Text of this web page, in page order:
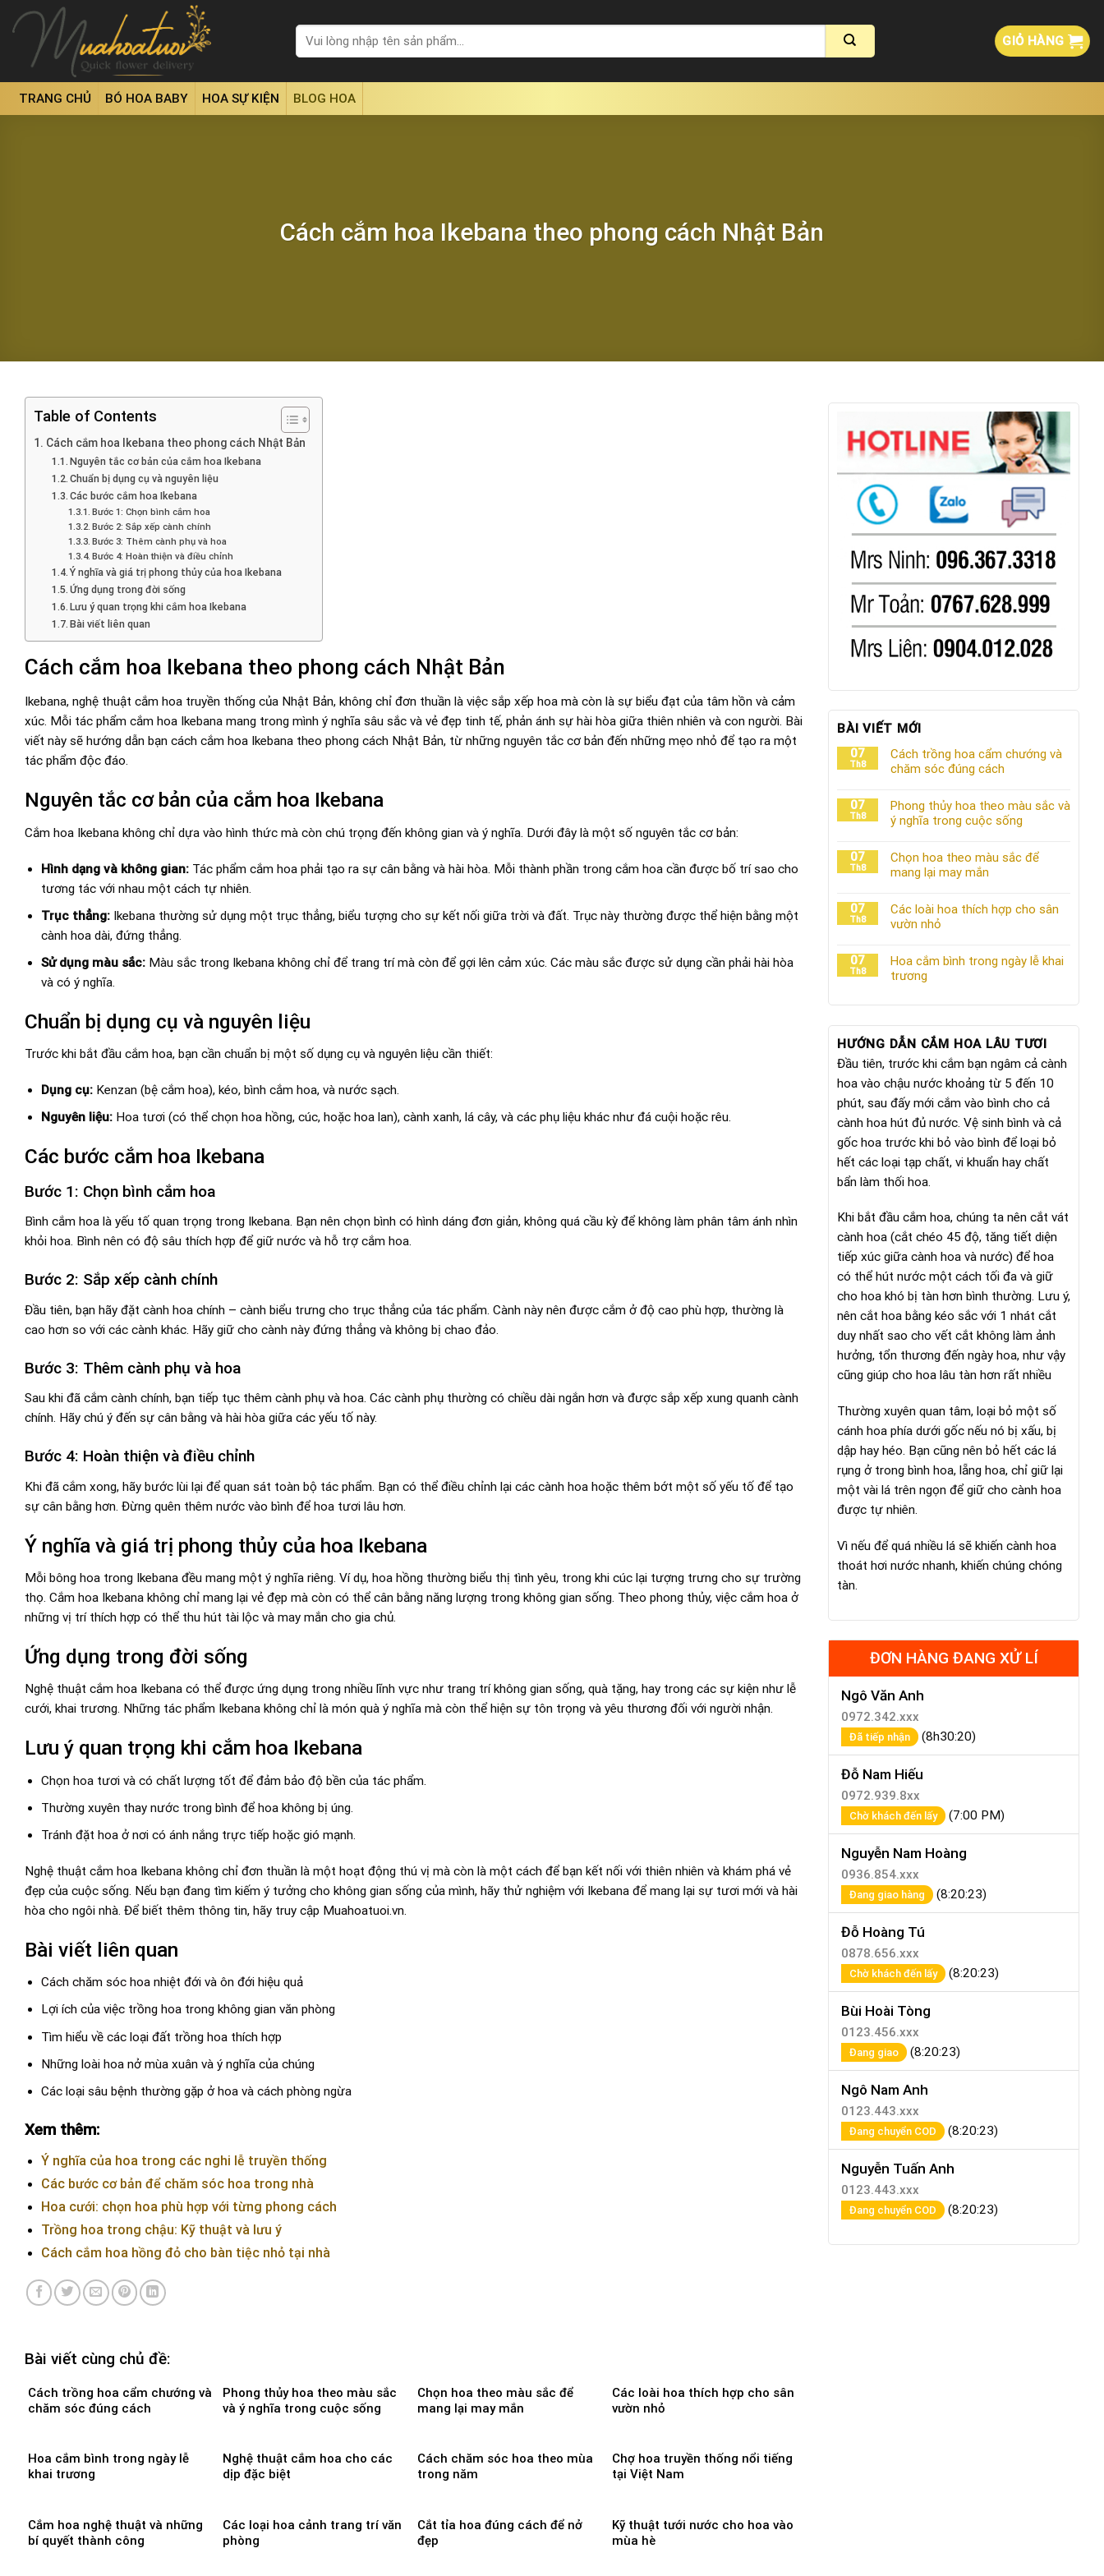
content
Tìm
kiếm:
GIỎ HÀNG
TRANG CHỦ BÓ HOA BABY HOA SỰ KIỆN BLOG HOA
Cách cắm hoa Ikebana theo phong cách Nhật Bản
Table of Contents
Cách cắm hoa Ikebana theo phong cách Nhật Bản
Nguyên tắc cơ bản của cắm hoa Ikebana
Chuẩn bị dụng cụ và nguyên liệu
Các bước cắm hoa Ikebana
Bước 1: Chọn bình cắm hoa
Bước 2: Sắp xếp cành chính
Bước 3: Thêm cành phụ và hoa
Bước 4: Hoàn thiện và điều chỉnh
Ý nghĩa và giá trị phong thủy của hoa Ikebana
Ứng dụng trong đời sống
Lưu ý quan trọng khi cắm hoa Ikebana
Bài viết liên quan
Cách cắm hoa Ikebana theo phong cách Nhật Bản
Ikebana, nghệ thuật cắm hoa truyền thống của Nhật Bản, không chỉ đơn thuần là việc sắp xếp hoa mà còn là sự biểu đạt của tâm hồn và cảm
xúc. Mỗi tác phẩm cắm hoa Ikebana mang trong mình ý nghĩa sâu sắc và vẻ đẹp tinh tế, phản ánh sự hài hòa giữa thiên nhiên và con người. Bài
viết này sẽ hướng dẫn bạn cách cắm hoa Ikebana theo phong cách Nhật Bản, từ những nguyên tắc cơ bản đến những mẹo nhỏ để tạo ra một
tác phẩm độc đáo.
Nguyên tắc cơ bản của cắm hoa Ikebana
Cắm hoa Ikebana không chỉ dựa vào hình thức mà còn chú trọng đến không gian và ý nghĩa. Dưới đây là một số nguyên tắc cơ bản:
Hình dạng và không gian:Tác phẩm cắm hoa phải tạo ra sự cân bằng và hài hòa. Mỗi thành phần trong cắm hoa cần được bố trí sao cho
tương tác với nhau một cách tự nhiên.
Trục thẳng:Ikebana thường sử dụng một trục thẳng, biểu tượng cho sự kết nối giữa trời và đất. Trục này thường được thể hiện bằng một
cành hoa dài, đứng thẳng.
Sử dụng màu sắc:Màu sắc trong Ikebana không chỉ để trang trí mà còn để gợi lên cảm xúc. Các màu sắc được sử dụng cần phải hài hòa
và có ý nghĩa.
Chuẩn bị dụng cụ và nguyên liệu
Trước khi bắt đầu cắm hoa, bạn cần chuẩn bị một số dụng cụ và nguyên liệu cần thiết:
Dụng cụ:Kenzan (bệ cắm hoa), kéo, bình cắm hoa, và nước sạch.
Nguyên liệu:Hoa tươi (có thể chọn hoa hồng, cúc, hoặc hoa lan), cành xanh, lá cây, và các phụ liệu khác như đá cuội hoặc rêu.
Các bước cắm hoa Ikebana
Bước 1: Chọn bình cắm hoa
Bình cắm hoa là yếu tố quan trọng trong Ikebana. Bạn nên chọn bình có hình dáng đơn giản, không quá cầu kỳ để không làm phân tâm ánh nhìn
khỏi hoa. Bình nên có độ sâu thích hợp để giữ nước và hỗ trợ cắm hoa.
Bước 2: Sắp xếp cành chính
Đầu tiên, bạn hãy đặt cành hoa chính – cành biểu trưng cho trục thẳng của tác phẩm. Cành này nên được cắm ở độ cao phù hợp, thường là
cao hơn so với các cành khác. Hãy giữ cho cành này đứng thẳng và không bị chao đảo.
Bước 3: Thêm cành phụ và hoa
Sau khi đã cắm cành chính, bạn tiếp tục thêm cành phụ và hoa. Các cành phụ thường có chiều dài ngắn hơn và được sắp xếp xung quanh cành
chính. Hãy chú ý đến sự cân bằng và hài hòa giữa các yếu tố này.
Bước 4: Hoàn thiện và điều chỉnh
Khi đã cắm xong, hãy bước lùi lại để quan sát toàn bộ tác phẩm. Bạn có thể điều chỉnh lại các cành hoa hoặc thêm bớt một số yếu tố để tạo
sự cân bằng hơn. Đừng quên thêm nước vào bình để hoa tươi lâu hơn.
Ý nghĩa và giá trị phong thủy của hoa Ikebana
Mỗi bông hoa trong Ikebana đều mang một ý nghĩa riêng. Ví dụ, hoa hồng thường biểu thị tình yêu, trong khi cúc lại tượng trưng cho sự trường
thọ. Cắm hoa Ikebana không chỉ mang lại vẻ đẹp mà còn có thể cân bằng năng lượng trong không gian sống. Theo phong thủy, việc cắm hoa ở
những vị trí thích hợp có thể thu hút tài lộc và may mắn cho gia chủ.
Ứng dụng trong đời sống
Nghệ thuật cắm hoa Ikebana có thể được ứng dụng trong nhiều lĩnh vực như trang trí không gian sống, quà tặng, hay trong các sự kiện như lễ
cưới, khai trương. Những tác phẩm Ikebana không chỉ là món quà ý nghĩa mà còn thể hiện sự tôn trọng và yêu thương đối với người nhận.
Lưu ý quan trọng khi cắm hoa Ikebana
Chọn hoa tươi và có chất lượng tốt để đảm bảo độ bền của tác phẩm.
Thường xuyên thay nước trong bình để hoa không bị úng.
Tránh đặt hoa ở nơi có ánh nắng trực tiếp hoặc gió mạnh.
Nghệ thuật cắm hoa Ikebana không chỉ đơn thuần là một hoạt động thú vị mà còn là một cách để bạn kết nối với thiên nhiên và khám phá vẻ
đẹp của cuộc sống. Nếu bạn đang tìm kiếm ý tưởng cho không gian sống của mình, hãy thử nghiệm với Ikebana để mang lại sự tươi mới và hài
hòa cho ngôi nhà. Để biết thêm thông tin, hãy truy cập Muahoatuoi.vn.
Bài viết liên quan
Cách chăm sóc hoa nhiệt đới và ôn đới hiệu quả
Lợi ích của việc trồng hoa trong không gian văn phòng
Tìm hiểu về các loại đất trồng hoa thích hợp
Những loài hoa nở mùa xuân và ý nghĩa của chúng
Các loại sâu bệnh thường gặp ở hoa và cách phòng ngừa
Xem thêm:
Ý nghĩa của hoa trong các nghi lễ truyền thống
Các bước cơ bản để chăm sóc hoa trong nhà
Hoa cưới: chọn hoa phù hợp với từng phong cách
Trồng hoa trong chậu: Kỹ thuật và lưu ý
Cách cắm hoa hồng đỏ cho bàn tiệc nhỏ tại nhà
Bài viết cùng chủ đề:
Cách trồng hoa cẩm chướng và
chăm sóc đúng cách
Phong thủy hoa theo màu sắc
và ý nghĩa trong cuộc sống
Chọn hoa theo màu sắc để
mang lại may mắn
Các loài hoa thích hợp cho sân
vườn nhỏ
Hoa cắm bình trong ngày lễ
khai trương
Nghệ thuật cắm hoa cho các
dịp đặc biệt
Cách chăm sóc hoa theo mùa
trong năm
Chợ hoa truyền thống nổi tiếng
tại Việt Nam
Cắm hoa nghệ thuật và những
bí quyết thành công
Các loại hoa cảnh trang trí văn
phòng
Cắt tỉa hoa đúng cách để nở
đẹp
Kỹ thuật tưới nước cho hoa vào
mùa hè
BÀI VIẾT MỚI
07
Th8
Cách trồng hoa cẩm chướng và
chăm sóc đúng cách
07
Th8
Phong thủy hoa theo màu sắc và
ý nghĩa trong cuộc sống
07
Th8
Chọn hoa theo màu sắc để
mang lại may mắn
07
Th8
Các loài hoa thích hợp cho sân
vườn nhỏ
07
Th8
Hoa cắm bình trong ngày lễ khai
trương
HƯỚNG DẪN CẮM HOA LÂU TƯƠI
Đầu tiên, trước khi cắm bạn ngâm cả cành
hoa vào chậu nước khoảng từ 5 đến 10
phút, sau đấy mới cắm vào bình cho cả
cành hoa hút đủ nước. Vệ sinh bình và cả
gốc hoa trước khi bỏ vào bình để loại bỏ
hết các loại tạp chất, vi khuẩn hay chất
bẩn làm thối hoa.
Khi bắt đầu cắm hoa, chúng ta nên cắt vát
cành hoa (cắt chéo 45 độ, tăng tiết diện
tiếp xúc giữa cành hoa và nước) để hoa
có thể hút nước một cách tối đa và giữ
cho hoa khó bị tàn hơn bình thường. Lưu ý,
nên cắt hoa bằng kéo sắc với 1 nhát cắt
duy nhất sao cho vết cắt không làm ảnh
hưởng, tổn thương đến ngày hoa, như vậy
cũng giúp cho hoa lâu tàn hơn rất nhiều
Thường xuyên quan tâm, loại bỏ một số
cánh hoa phía dưới gốc nếu nó bị xấu, bị
dập hay héo. Bạn cũng nên bỏ hết các lá
rụng ở trong bình hoa, lẵng hoa, chỉ giữ lại
một vài lá trên ngọn để giữ cho cành hoa
được tự nhiên.
Vì nếu để quá nhiều lá sẽ khiến cành hoa
thoát hơi nước nhanh, khiến chúng chóng
tàn.
ĐƠN HÀNG ĐANG XỬ LÍ
Ngô Văn Anh
0972.342.xxx
Đã tiếp nhận (8h30:20)
Đỗ Nam Hiếu
0972.939.8xx
Chờ khách đến lấy (7:00 PM)
Nguyễn Nam Hoàng
0936.854.xxx
Đang giao hàng (8:20:23)
Đỗ Hoàng Tú
0878.656.xxx
Chờ khách đến lấy (8:20:23)
Bùi Hoài Tòng
0123.456.xxx
Đang giao (8:20:23)
Ngô Nam Anh
0123.443.xxx
Đang chuyển COD (8:20:23)
Nguyễn Tuấn Anh
0123.443.xxx
Đang chuyển COD (8:20:23)